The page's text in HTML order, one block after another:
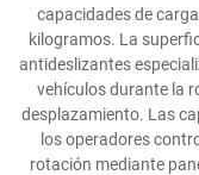
capacidades de
kilogramos. La
antideslizantes
vehículos durante la
desplazamiento. Las
los operadores
rotación mediante